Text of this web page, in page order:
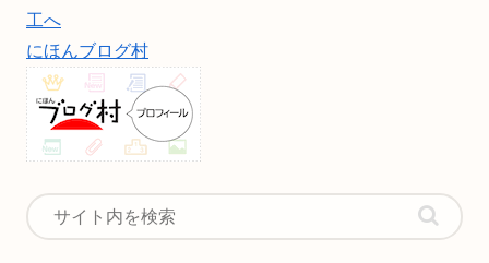
にほんブログ村